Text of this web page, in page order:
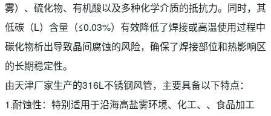
雾）、硫化物、有机酸以及多种化学介质的抵抗力。同时，其
低碳（L）含量（≤0.03%）有效降低了焊接或高温使用过程中
碳化物析出导致晶间腐蚀的风险，确保了焊接部位和热影响区
的长期稳定性。
由天津厂家生产的316L不锈钢风管，主要具备以下特点：
1.耐蚀性：特别适用于沿海高盐雾环境、化工、、食品加工